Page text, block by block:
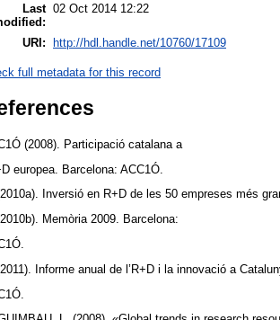
Last 02 Oct 2014 12:22
URI: http://hdl.handle.net/10760/17109
full metadata for this record
(2008). Participació catalana a
europea. Barcelona: ACC1Ó.
Inversió en R+D de les 50 empreses més
Memòria 2009. Barcelona:
Informe anual de l’R+D i la innovació a